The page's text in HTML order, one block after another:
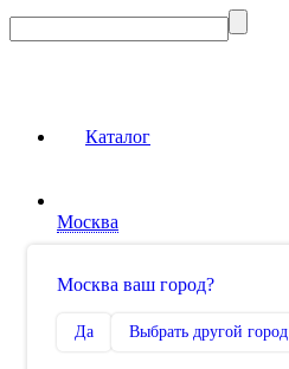
Каталог
Москва
Москва ваш город?
Да Выбрать другой город
0
Избранное